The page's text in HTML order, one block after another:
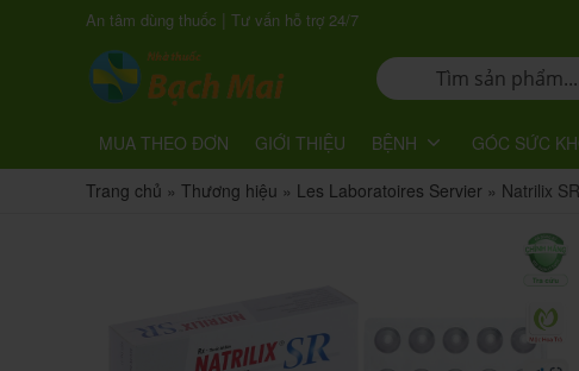
An tâm dùng thuốc | Tư vấn hỗ trợ 24/7
MUA THEO ĐƠN GIỚI THIỆU BỆNH GÓC SỨC
Trang chủ » Thương hiệu » Les Laboratoires Servier » Natrilix